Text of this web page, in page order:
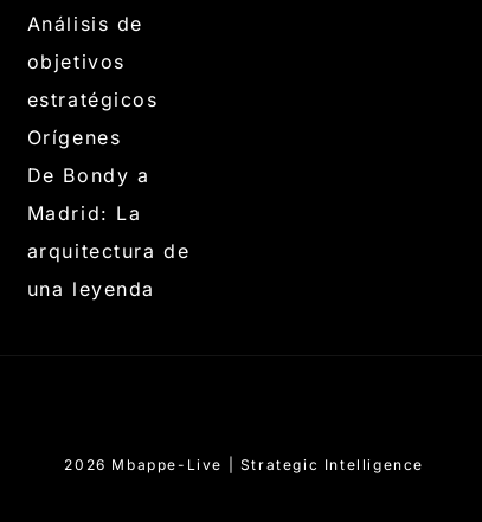
Análisis de
objetivos
estratégicos
Orígenes
De Bondy a
Madrid: La
arquitectura de
una leyenda
2026 Mbappe-Live | Strategic Intelligence